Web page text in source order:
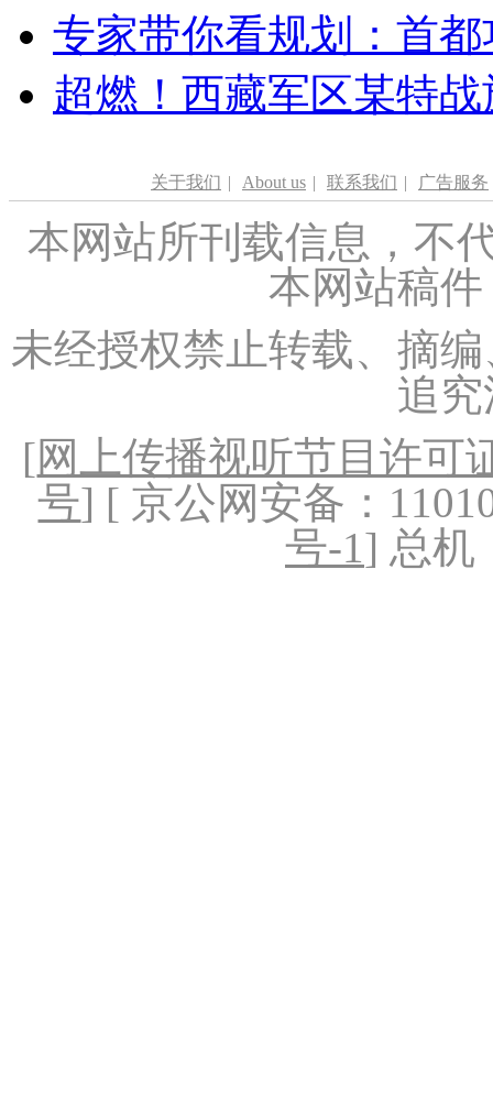
专家带你看规划：首
超燃！西藏军区某特
关于我们 | About us | 联系我们 | 广告服务
本网站所刊载信息，不
本网站稿
未经授权禁止转载、摘
追
[网上传播视听节目许可
号] [ 京公网安备：
号-1] 总机